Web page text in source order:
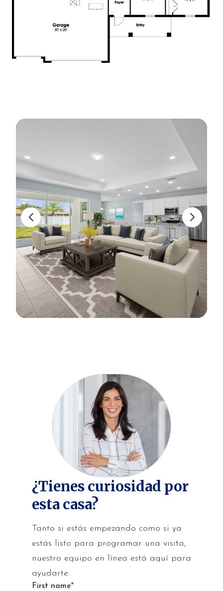
¿Tienes curiosidad por
esta casa?
Tanto si estás empezando como si ya
estás listo para programar una visita,
nuestro equipo en línea está aquí para
ayudarte.